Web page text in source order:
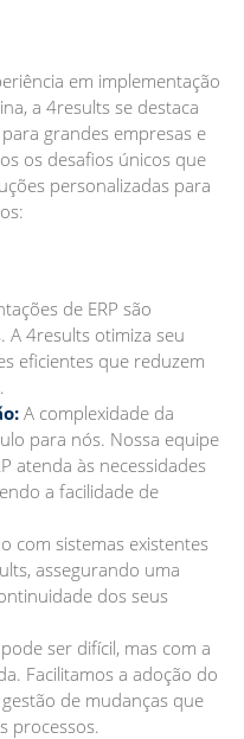
em implementação
a 4results se destaca
grandes empresas e
os desafios únicos que
personalizadas para
de ERP são
A 4results otimiza seu
eficientes que reduzem
A complexidade da
para nós. Nossa equipe
atenda às necessidades
a facilidade de
com sistemas existentes
assegurando uma
dos seus
ser difícil, mas com a
Facilitamos a adoção do
de mudanças que
processos.